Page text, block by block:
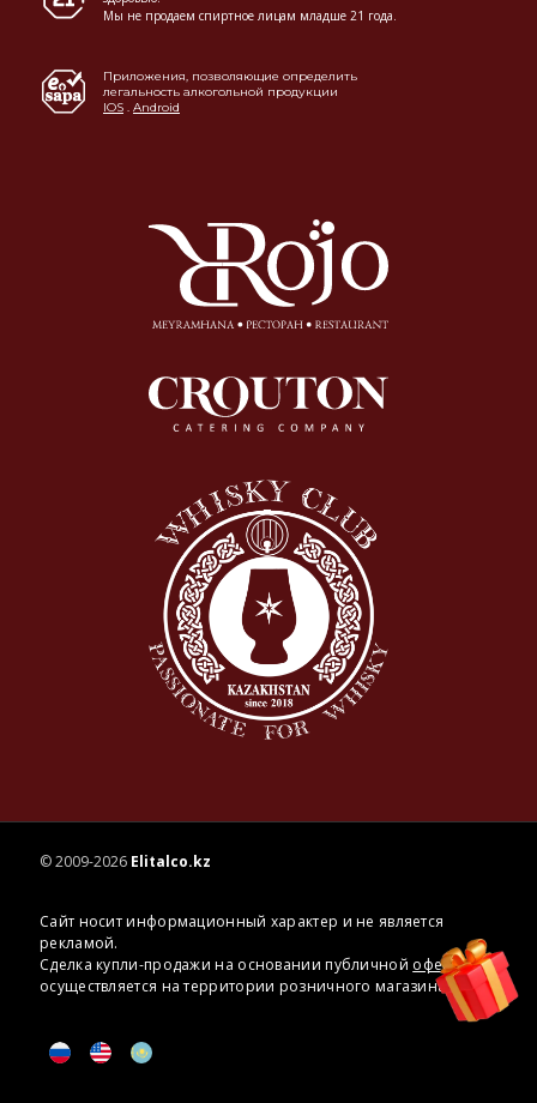
Мы не продаем спиртное лицам младше 21 года.
Приложения, позволяющие определить
легальность алкогольной продукции
IOS . Android
© 2009-2026 Elitalco.kz
Сайт носит информационный характер и не является
рекламой.
Сделка купли-продажи на основании публичной оферты
осуществляется на территории розничного магазина.